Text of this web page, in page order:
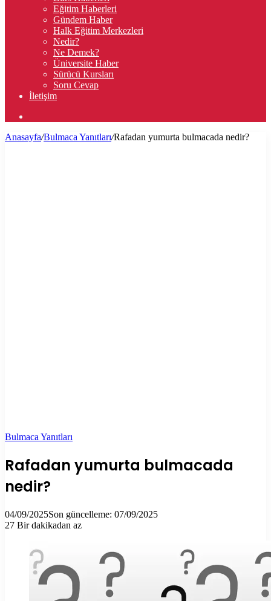
Eğitim Haberleri
Gündem Haber
Halk Eğitim Merkezleri
Nedir?
Ne Demek?
Üniversite Haber
Sürücü Kursları
Soru Cevap
İletişim
...
Anasayfa/Bulmaca Yanıtları/Rafadan yumurta bulmacada nedir?
Bulmaca Yanıtları
Rafadan yumurta bulmacada
nedir?
04/09/2025Son güncelleme: 07/09/2025
27 Bir dakikadan az